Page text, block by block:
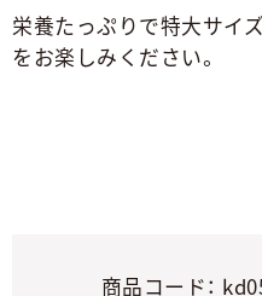
商品コード：
栄養たっぷりで特大サイ
をお楽しみください。